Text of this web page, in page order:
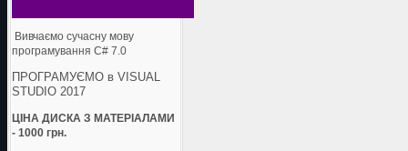
Вивчаємо сучасну мову
програмування C# 7.0
ПРОГРАМУЄМО в VISUAL
STUDIO 2017
ЦІНА ДИСКА З МАТЕРІАЛАМИ
- 1000 грн.